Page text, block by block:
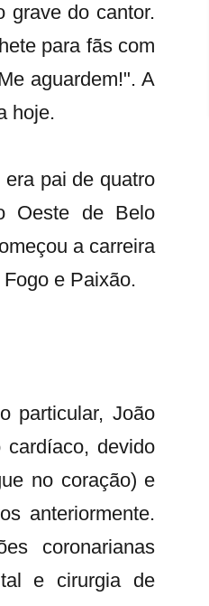
grave do cantor.
para fãs com
aguardem!". A
hoje.
pai de quatro
Oeste de Belo
a carreira
e Paixão.
particular, João
cardíaco, devido
no coração) e
anteriormente.
coronarianas
e cirurgia de